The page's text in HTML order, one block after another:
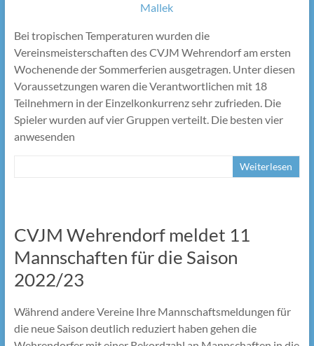
Bei tropischen Temperaturen wurden die
Vereinsmeisterschaften des CVJM Wehrendorf am ersten
Wochenende der Sommerferien ausgetragen. Unter diesen
Voraussetzungen waren die Verantwortlichen mit 18
Teilnehmern in der Einzelkonkurrenz sehr zufrieden. Die
Spieler wurden auf vier Gruppen verteilt. Die besten vier
anwesenden
Weiterlesen
CVJM Wehrendorf meldet 11
Mannschaften für die Saison
2022/23
Während andere Vereine Ihre Mannschaftsmeldungen für
die neue Saison deutlich reduziert haben gehen die